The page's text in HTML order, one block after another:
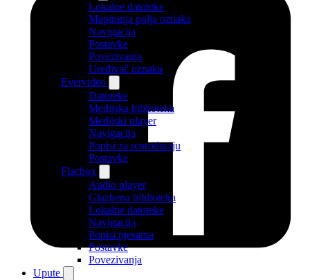
Lokalne datoteke
Mapiranja polja oznaka
Navigacija
Postavke
Povezivanja
Uređivač oznaka
Evervideo
Datoteke
Medijska biblioteka
Medijski player
Navigacija
Popisi za reproduciju
Postavke
Flacbox
Audio player
Glazbena biblioteka
Lokalne datoteke
Navigacija
Popisi pjesama
Postavke
Povezivanja
Upute